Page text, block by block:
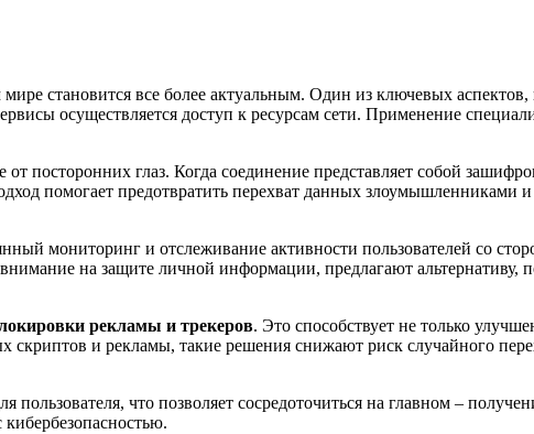
становится все более актуальным. Один из ключевых
осуществляется доступ к ресурсам сети. Применение
посторонних глаз. Когда соединение представляет собой
помогает предотвратить перехват данных злоумышленниками
мониторинг и отслеживание активности пользователей со
на защите личной информации, предлагают альтернативу,
рекламы и трекеров. Это способствует не только
скриптов и рекламы, такие решения снижают риск случайного
пользователя, что позволяет сосредоточиться на главном –